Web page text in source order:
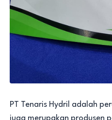
PT Tenaris Hydril adalah
juga merupakan produsen